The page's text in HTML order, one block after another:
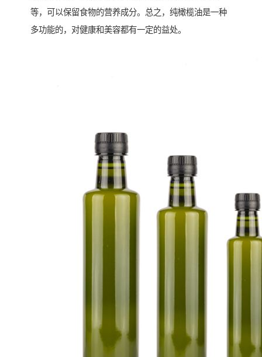
等，可以保留食物的营养成分。总之，纯橄榄油是一种
多功能的，对健康和美容都有一定的益处。